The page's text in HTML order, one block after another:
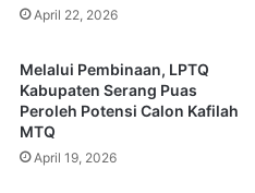
April 22, 2026
Melalui Pembinaan, LPTQ
Kabupaten Serang Puas
Peroleh Potensi Calon Kafilah
MTQ
April 19, 2026